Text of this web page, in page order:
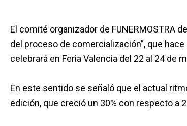
El comité organizador de FUNERMOSTRA
del proceso de comercialización”, que
celebrará en Feria Valencia del 22 al 24 de
En este sentido se señaló que el actual
edición, que creció un 30% con respecto a